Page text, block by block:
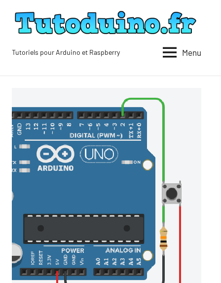
contenu
Tutoduino
Tutoriels pour Arduino et Raspberry Menu